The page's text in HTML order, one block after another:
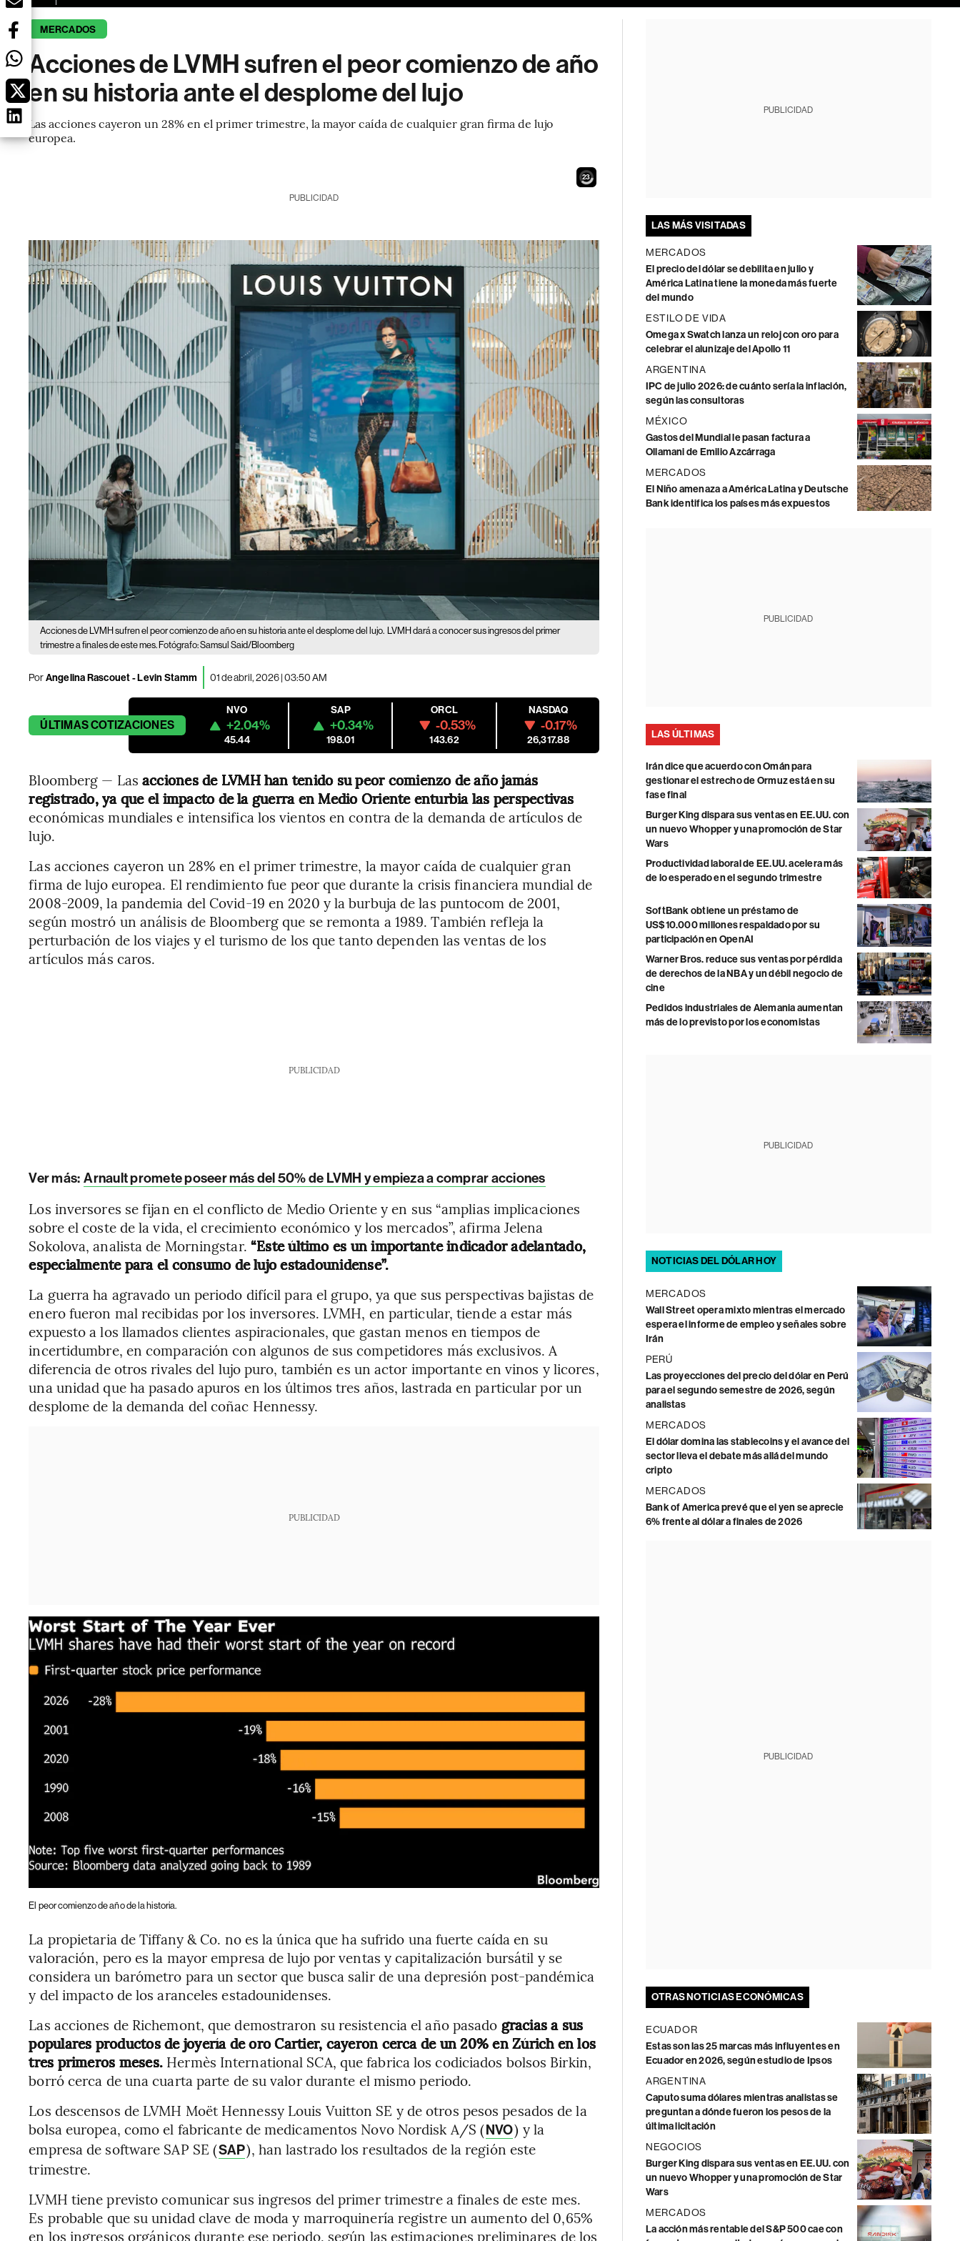
MERCADOS
Acciones de LVMH sufren el peor comienzo de año
en su historia ante el desplome del lujo
Las acciones cayeron un 28% en el primer trimestre, la mayor caída de cualquier gran firma de lujo
europea.
22
PUBLICIDAD
Acciones de LVMH sufren el peor comienzo de año en su historia ante el desplome del lujo. LVMH dará a conocer sus ingresos del primer
trimestre a finales de este mes. Fotógrafo: Samsul Said/Bloomberg
PorAngelina Rascouet - Levin Stamm 01 de abril, 2026 | 03:50 AM
ÚLTIMASCOTIZACIONES
NVO
+2.04%
45.44
SAP
+0.34%
198.01
ORCL
-0.53%
143.62
NASDAQ
-0.17%
26,317.88
Bloomberg — Las acciones de LVMH han tenido su peor comienzo de año jamás
registrado, ya que el impacto de la guerra en Medio Oriente enturbia las perspectivas
económicas mundiales e intensifica los vientos en contra de la demanda de artículos de
lujo.
Las acciones cayeron un 28% en el primer trimestre, la mayor caída de cualquier gran
firma de lujo europea. El rendimiento fue peor que durante la crisis financiera mundial de
2008-2009, la pandemia del Covid-19 en 2020 y la burbuja de las puntocom de 2001,
según mostró un análisis de Bloomberg que se remonta a 1989. También refleja la
perturbación de los viajes y el turismo de los que tanto dependen las ventas de los
artículos más caros.
PUBLICIDAD
Ver más: Arnault promete poseer más del 50% de LVMH y empieza a comprar acciones
Los inversores se fijan en el conflicto de Medio Oriente y en sus “amplias implicaciones
sobre el coste de la vida, el crecimiento económico y los mercados”, afirma Jelena
Sokolova, analista de Morningstar. “Este último es un importante indicador adelantado,
especialmente para el consumo de lujo estadounidense”.
La guerra ha agravado un periodo difícil para el grupo, ya que sus perspectivas bajistas de
enero fueron mal recibidas por los inversores. LVMH, en particular, tiende a estar más
expuesto a los llamados clientes aspiracionales, que gastan menos en tiempos de
incertidumbre, en comparación con algunos de sus competidores más exclusivos. A
diferencia de otros rivales del lujo puro, también es un actor importante en vinos y licores,
una unidad que ha pasado apuros en los últimos tres años, lastrada en particular por un
desplome de la demanda del coñac Hennessy.
PUBLICIDAD
El peor comienzo de año de la historia.
La propietaria de Tiffany & Co. no es la única que ha sufrido una fuerte caída en su
valoración, pero es la mayor empresa de lujo por ventas y capitalización bursátil y se
considera un barómetro para un sector que busca salir de una depresión post-pandémica
y del impacto de los aranceles estadounidenses.
Las acciones de Richemont, que demostraron su resistencia el año pasado gracias a sus
populares productos de joyería de oro Cartier, cayeron cerca de un 20% en Zúrich en los
tres primeros meses. Hermès International SCA, que fabrica los codiciados bolsos Birkin,
borró cerca de una cuarta parte de su valor durante el mismo periodo.
Los descensos de LVMH Moët Hennessy Louis Vuitton SE y de otros pesos pesados de la
bolsa europea, como el fabricante de medicamentos Novo Nordisk A/S (NVO) y la
empresa de software SAP SE (SAP), han lastrado los resultados de la región este
trimestre.
LVMH tiene previsto comunicar sus ingresos del primer trimestre a finales de este mes.
Es probable que su unidad clave de moda y marroquinería registre un aumento del 0,65%
en los ingresos orgánicos durante ese periodo, según las estimaciones preliminares de los
PUBLICIDAD
LAS MÁS VISITADAS
MERCADOS
El precio del dólar se debilita en julio y
América Latina tiene la moneda más fuerte
del mundo
ESTILO DE VIDA
Omega x Swatch lanza un reloj con oro para
celebrar el alunizaje del Apollo 11
ARGENTINA
IPC de julio 2026: de cuánto sería la inflación,
según las consultoras
MÉXICO
Gastos del Mundial le pasan factura a
Ollamani de Emilio Azcárraga
MERCADOS
El Niño amenaza a América Latina y Deutsche
Bank identifica los países más expuestos
PUBLICIDAD
LAS ÚLTIMAS
Irán dice que acuerdo con Omán para
gestionar el estrecho de Ormuz está en su
fase final
Burger King dispara sus ventas en EE.UU. con
un nuevo Whopper y una promoción de Star
Wars
Productividad laboral de EE.UU. acelera más
de lo esperado en el segundo trimestre
SoftBank obtiene un préstamo de
US$10.000 millones respaldado por su
participación en OpenAI
Warner Bros. reduce sus ventas por pérdida
de derechos de la NBA y un débil negocio de
cine
Pedidos industriales de Alemania aumentan
más de lo previsto por los economistas
PUBLICIDAD
NOTICIAS DEL DÓLAR HOY
MERCADOS
Wall Street opera mixto mientras el mercado
espera el informe de empleo y señales sobre
Irán
PERÚ
Las proyecciones del precio del dólar en Perú
para el segundo semestre de 2026, según
analistas
MERCADOS
El dólar domina las stablecoins y el avance del
sector lleva el debate más allá del mundo
cripto
MERCADOS
Bank of America prevé que el yen se aprecie
6% frente al dólar a finales de 2026
PUBLICIDAD
OTRAS NOTICIAS ECONÓMICAS
ECUADOR
Estas son las 25 marcas más influyentes en
Ecuador en 2026, según estudio de Ipsos
ARGENTINA
Caputo suma dólares mientras analistas se
preguntan a dónde fueron los pesos de la
última licitación
NEGOCIOS
Burger King dispara sus ventas en EE.UU. con
un nuevo Whopper y una promoción de Star
Wars
MERCADOS
La acción más rentable del S&P 500 cae con